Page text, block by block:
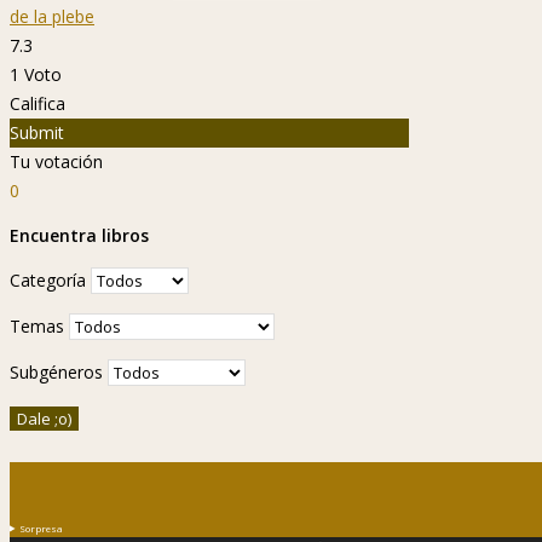
de la plebe
7.3
1 Voto
Califica
Submit
Tu votación
0
Encuentra libros
Categoría
Temas
Subgéneros
Sorpresa